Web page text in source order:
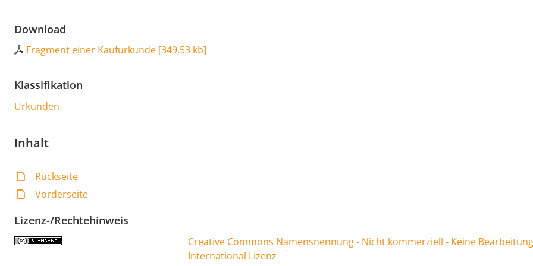
Download
Fragment einer Kaufurkunde [349,53 kb]
Klassifikation
Urkunden
Inhalt
Rückseite
Vorderseite
Lizenz-/Rechtehinweis
Creative Commons Namensnennung - Nicht kommerziell - Keine
International Lizenz